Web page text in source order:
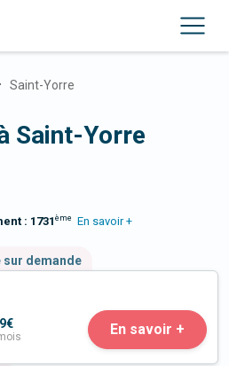
Saint-Yorre
Saint-Yorre
: 1731 ème En savoir +
demande
En savoir +